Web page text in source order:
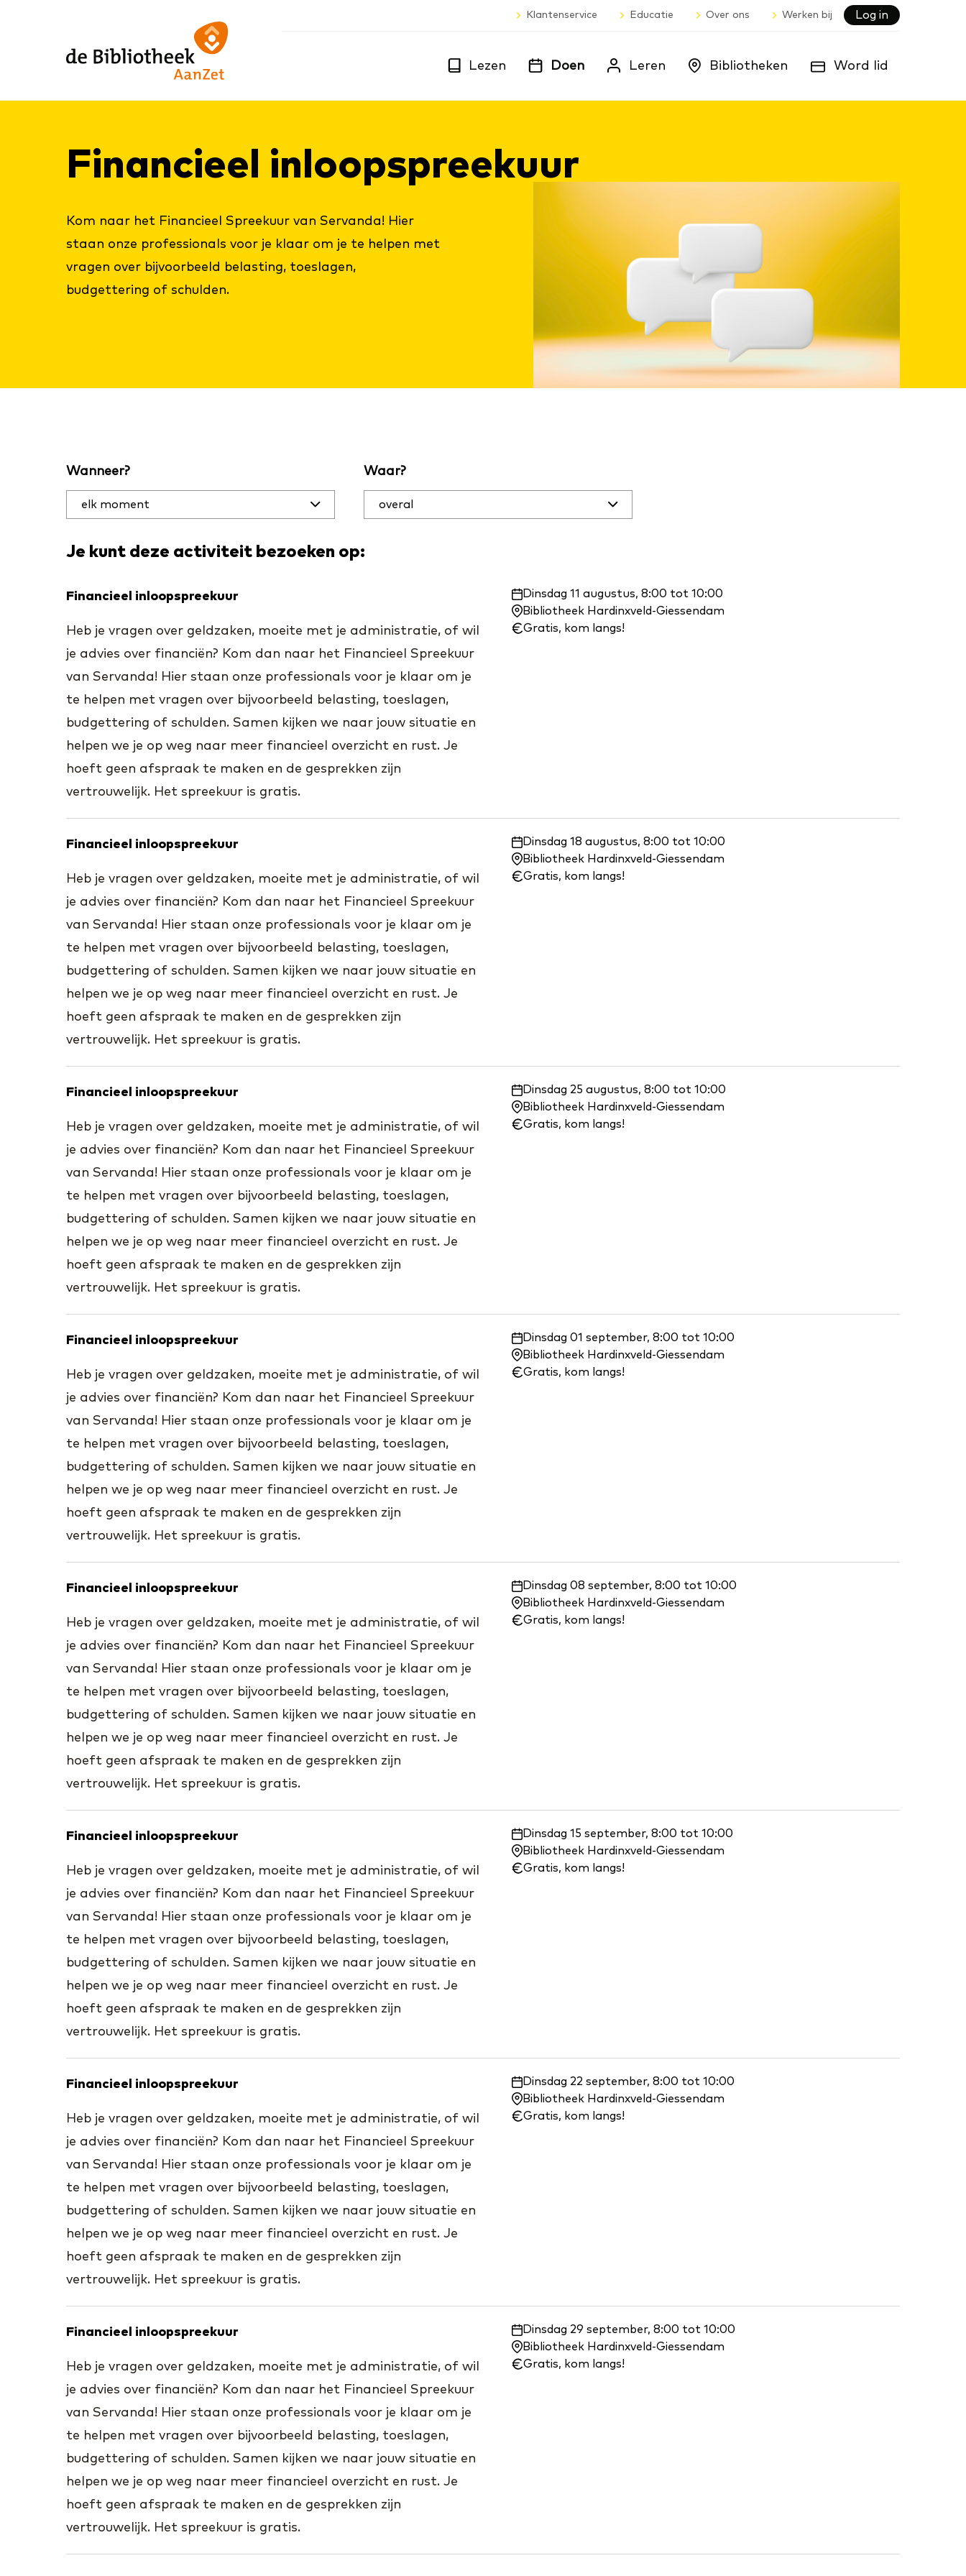
content
footer
naar
homepagina
Lezen Doen Leren Bibliotheken Word lid
Klantenservice Educatie Over ons Werken bij Log in
Fi­nan­ci­eel in­loopspreek­uur
Kom naar het Financieel Spreekuur van Servanda! Hier
staan onze professionals voor je klaar om je te helpen met
vragen over bijvoorbeeld belasting, toeslagen,
budgettering of schulden.
Filter
activiteiten
op datum
Wanneer? Waar?
Je kunt deze activiteit bezoeken op:
Financieel inloopspreekuur
Heb je vragen over geldzaken, moeite met je administratie, of wil
je advies over financiën? Kom dan naar het Financieel Spreekuur
van Servanda! Hier staan onze professionals voor je klaar om je
te helpen met vragen over bijvoorbeeld belasting, toeslagen,
budgettering of schulden. Samen kijken we naar jouw situatie en
helpen we je op weg naar meer financieel overzicht en rust. Je
hoeft geen afspraak te maken en de gesprekken zijn
vertrouwelijk. Het spreekuur is gratis.
Waar
en
wanneer:
Dinsdag 11 augustus, 8:00 tot 10:00
Bibliotheek Hardinxveld-Giessendam
Gratis, kom langs!
Financieel inloopspreekuur
Heb je vragen over geldzaken, moeite met je administratie, of wil
je advies over financiën? Kom dan naar het Financieel Spreekuur
van Servanda! Hier staan onze professionals voor je klaar om je
te helpen met vragen over bijvoorbeeld belasting, toeslagen,
budgettering of schulden. Samen kijken we naar jouw situatie en
helpen we je op weg naar meer financieel overzicht en rust. Je
hoeft geen afspraak te maken en de gesprekken zijn
vertrouwelijk. Het spreekuur is gratis.
Waar
en
wanneer:
Dinsdag 18 augustus, 8:00 tot 10:00
Bibliotheek Hardinxveld-Giessendam
Gratis, kom langs!
Financieel inloopspreekuur
Heb je vragen over geldzaken, moeite met je administratie, of wil
je advies over financiën? Kom dan naar het Financieel Spreekuur
van Servanda! Hier staan onze professionals voor je klaar om je
te helpen met vragen over bijvoorbeeld belasting, toeslagen,
budgettering of schulden. Samen kijken we naar jouw situatie en
helpen we je op weg naar meer financieel overzicht en rust. Je
hoeft geen afspraak te maken en de gesprekken zijn
vertrouwelijk. Het spreekuur is gratis.
Waar
en
wanneer:
Dinsdag 25 augustus, 8:00 tot 10:00
Bibliotheek Hardinxveld-Giessendam
Gratis, kom langs!
Financieel inloopspreekuur
Heb je vragen over geldzaken, moeite met je administratie, of wil
je advies over financiën? Kom dan naar het Financieel Spreekuur
van Servanda! Hier staan onze professionals voor je klaar om je
te helpen met vragen over bijvoorbeeld belasting, toeslagen,
budgettering of schulden. Samen kijken we naar jouw situatie en
helpen we je op weg naar meer financieel overzicht en rust. Je
hoeft geen afspraak te maken en de gesprekken zijn
vertrouwelijk. Het spreekuur is gratis.
Waar
en
wanneer:
Dinsdag 01 september, 8:00 tot 10:00
Bibliotheek Hardinxveld-Giessendam
Gratis, kom langs!
Financieel inloopspreekuur
Heb je vragen over geldzaken, moeite met je administratie, of wil
je advies over financiën? Kom dan naar het Financieel Spreekuur
van Servanda! Hier staan onze professionals voor je klaar om je
te helpen met vragen over bijvoorbeeld belasting, toeslagen,
budgettering of schulden. Samen kijken we naar jouw situatie en
helpen we je op weg naar meer financieel overzicht en rust. Je
hoeft geen afspraak te maken en de gesprekken zijn
vertrouwelijk. Het spreekuur is gratis.
Waar
en
wanneer:
Dinsdag 08 september, 8:00 tot 10:00
Bibliotheek Hardinxveld-Giessendam
Gratis, kom langs!
Financieel inloopspreekuur
Heb je vragen over geldzaken, moeite met je administratie, of wil
je advies over financiën? Kom dan naar het Financieel Spreekuur
van Servanda! Hier staan onze professionals voor je klaar om je
te helpen met vragen over bijvoorbeeld belasting, toeslagen,
budgettering of schulden. Samen kijken we naar jouw situatie en
helpen we je op weg naar meer financieel overzicht en rust. Je
hoeft geen afspraak te maken en de gesprekken zijn
vertrouwelijk. Het spreekuur is gratis.
Waar
en
wanneer:
Dinsdag 15 september, 8:00 tot 10:00
Bibliotheek Hardinxveld-Giessendam
Gratis, kom langs!
Financieel inloopspreekuur
Heb je vragen over geldzaken, moeite met je administratie, of wil
je advies over financiën? Kom dan naar het Financieel Spreekuur
van Servanda! Hier staan onze professionals voor je klaar om je
te helpen met vragen over bijvoorbeeld belasting, toeslagen,
budgettering of schulden. Samen kijken we naar jouw situatie en
helpen we je op weg naar meer financieel overzicht en rust. Je
hoeft geen afspraak te maken en de gesprekken zijn
vertrouwelijk. Het spreekuur is gratis.
Waar
en
wanneer:
Dinsdag 22 september, 8:00 tot 10:00
Bibliotheek Hardinxveld-Giessendam
Gratis, kom langs!
Financieel inloopspreekuur
Heb je vragen over geldzaken, moeite met je administratie, of wil
je advies over financiën? Kom dan naar het Financieel Spreekuur
van Servanda! Hier staan onze professionals voor je klaar om je
te helpen met vragen over bijvoorbeeld belasting, toeslagen,
budgettering of schulden. Samen kijken we naar jouw situatie en
helpen we je op weg naar meer financieel overzicht en rust. Je
hoeft geen afspraak te maken en de gesprekken zijn
vertrouwelijk. Het spreekuur is gratis.
Waar
en
wanneer:
Dinsdag 29 september, 8:00 tot 10:00
Bibliotheek Hardinxveld-Giessendam
Gratis, kom langs!